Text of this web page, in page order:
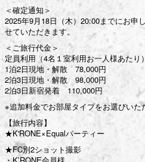
＜確定通知＞
2025年9月18日（木）20:00までにお申
せていただきます。
＜ご旅行代金＞
定員利用（4名１室利用お一人様あたり
1泊2日現地・解散 78,000円
2泊3日現地・解散 98,000円
2泊3日新宿発着 110,000円
※追加料金でお部屋タイプをお選びいた
【旅行内容】
★K'RONE×Equalパーティー
★FC別2ショット撮影